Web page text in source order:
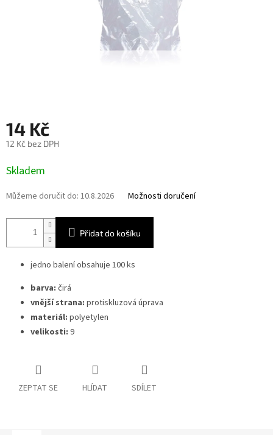
14 Kč
12 Kč bez DPH
cena:
Skladem
Můžeme doručit do: 10.8.2026 Možnosti doručení
Přidat do košíku
jedno balení obsahuje 100 ks
barva: čirá
vnější strana: protiskluzová úprava
materiál: polyetylen
velikosti: 9
ZEPTAT SE HLÍDAT SDÍLET